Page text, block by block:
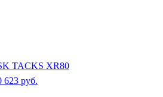
TACKS XR80
623 руб.